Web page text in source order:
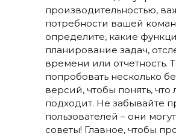
производительностью,
потребности вашей
определите, какие
планирование задач,
времени или отчетность.
попробовать несколько
версий, чтобы понять, что
подходит. Не забывайте
пользователей – они
советы! Главное, чтобы